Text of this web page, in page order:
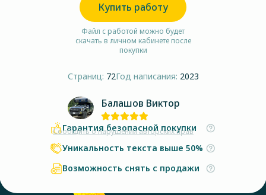
Купить работу
Файл с работой можно будет
скачать в личном кабинете после
покупки
Страниц: 72Год написания: 2023
Балашов Виктор
Сообщить о нарушении авторских прав
Гарантия безопасной покупки
Уникальность текста выше 50%
Возможность снять с продажи